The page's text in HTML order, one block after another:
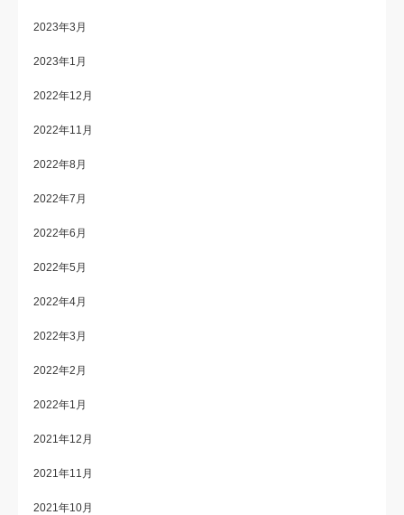
2023年3月
2023年1月
2022年12月
2022年11月
2022年8月
2022年7月
2022年6月
2022年5月
2022年4月
2022年3月
2022年2月
2022年1月
2021年12月
2021年11月
2021年10月